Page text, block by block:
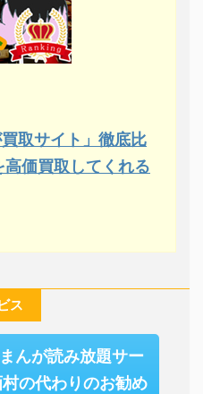
取サイト」徹底比
価買取してくれる
ス
んが読み放題サー
の代わりのお勧め